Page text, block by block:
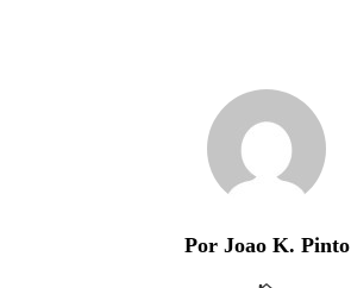
Por Joao K. Pinto